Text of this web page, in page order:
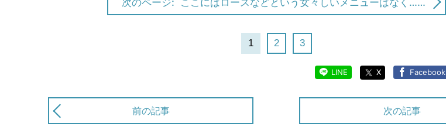
1 2 3
LINE X Facebook
前の記事 次の記事